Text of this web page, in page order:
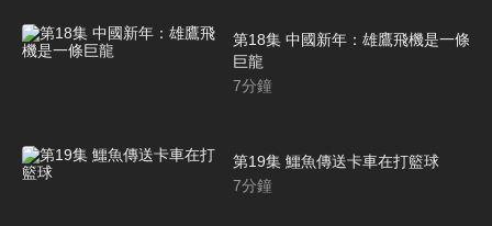
第18集 中國新年：雄鷹飛機是一條
巨龍
7分鐘
第19集 鱷魚傳送卡車在打籃球
7分鐘